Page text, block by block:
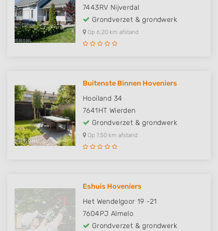
7443RV Nijverdal
Grondverzet & grondwerk
Op 6,20 km afstand
Buitenste Binnen Hoveniers
Hooiland 34
7641HT Wierden
Grondverzet & grondwerk
Op 7,50 km afstand
Eshuis Hoveniers
Het Wendelgoor 19 -21
7604PJ Almelo
Grondverzet & grondwerk